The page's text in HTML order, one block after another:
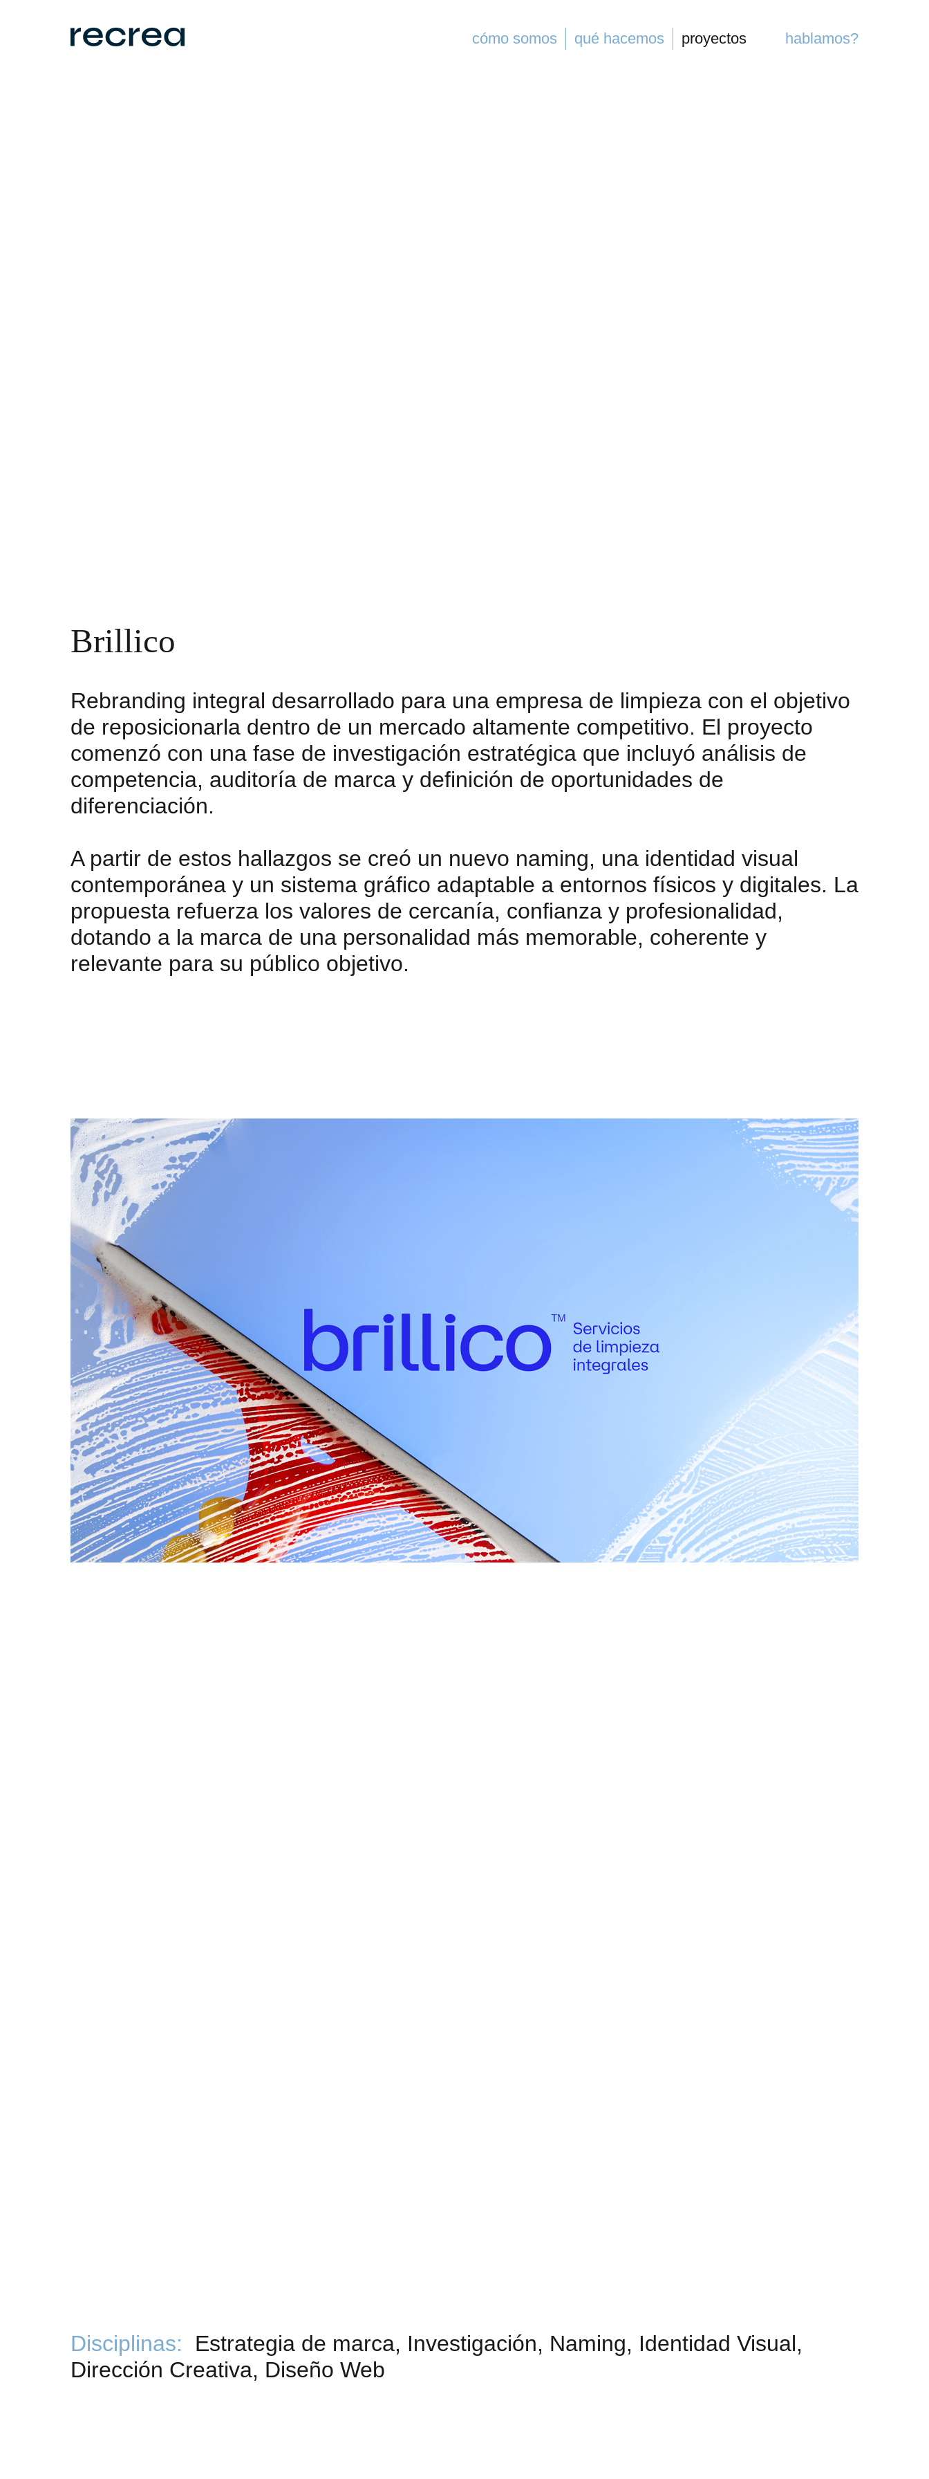
cómo somos qué hacemos proyectos hablamos?
Brillico
Rebranding integral desarrollado para una empresa de limpieza con el objetivo
de reposicionarla dentro de un mercado altamente competitivo. El proyecto
comenzó con una fase de investigación estratégica que incluyó análisis de
competencia, auditoría de marca y definición de oportunidades de
diferenciación.
A partir de estos hallazgos se creó un nuevo naming, una identidad visual
contemporánea y un sistema gráfico adaptable a entornos físicos y digitales. La
propuesta refuerza los valores de cercanía, confianza y profesionalidad,
dotando a la marca de una personalidad más memorable, coherente y
relevante para su público objetivo.
Disciplinas: Estrategia de marca, Investigación, Naming, Identidad Visual,
Dirección Creativa, Diseño Web